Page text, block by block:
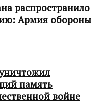
распространило
Армия обороны
память
войне